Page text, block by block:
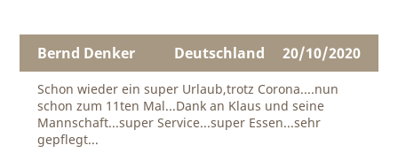
Bernd Denker 20/10/2020
Deutschland
Schon wieder ein super Urlaub,trotz Corona....nun
schon zum 11ten Mal...Dank an Klaus und seine
Mannschaft...super Service...super Essen...sehr
gepflegt...